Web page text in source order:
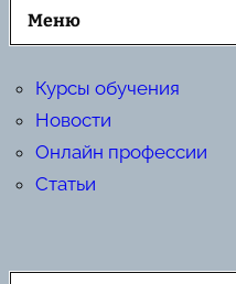
Меню
Курсы обучения
Новости
Онлайн профессии
Статьи